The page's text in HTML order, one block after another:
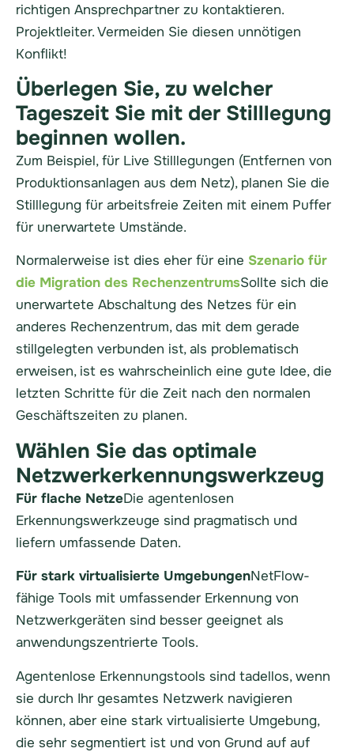
richtigen Ansprechpartner zu kontaktieren.
Projektleiter. Vermeiden Sie diesen unnötigen
Konflikt!
Überlegen Sie, zu welcher
Tageszeit Sie mit der Stilllegung
beginnen wollen.
Zum Beispiel, für Live Stilllegungen (Entfernen von
Produktionsanlagen aus dem Netz), planen Sie die
Stilllegung für arbeitsfreie Zeiten mit einem Puffer
für unerwartete Umstände.
Normalerweise ist dies eher für eine Szenario für
die Migration des RechenzentrumsSollte sich die
unerwartete Abschaltung des Netzes für ein
anderes Rechenzentrum, das mit dem gerade
stillgelegten verbunden ist, als problematisch
erweisen, ist es wahrscheinlich eine gute Idee, die
letzten Schritte für die Zeit nach den normalen
Geschäftszeiten zu planen.
Wählen Sie das optimale
Netzwerkerkennungswerkzeug
Für flache NetzeDie agentenlosen
Erkennungswerkzeuge sind pragmatisch und
liefern umfassende Daten.
Für stark virtualisierte UmgebungenNetFlow-
fähige Tools mit umfassender Erkennung von
Netzwerkgeräten sind besser geeignet als
anwendungszentrierte Tools.
Agentenlose Erkennungstools sind tadellos, wenn
sie durch Ihr gesamtes Netzwerk navigieren
können, aber eine stark virtualisierte Umgebung,
die sehr segmentiert ist und von Grund auf auf